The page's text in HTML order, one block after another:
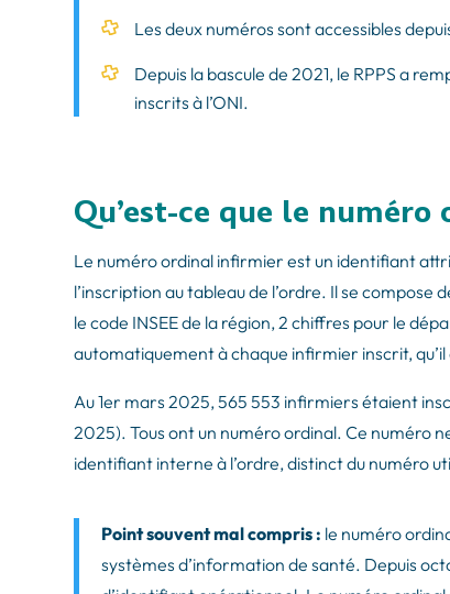
Les deux numéros sont accessibles
Depuis la bascule de 2021, le RPPS a
inscrits à l’ONI.
Qu’est-ce que le
Le numéro ordinal infirmier est un identifiant
l’inscription au tableau de l’ordre. Il se
le code INSEE de la région, 2 chiffres pour le
automatiquement à chaque infirmier inscrit,
Au 1er mars 2025, 565 553 infirmiers étaient
2025). Tous ont un numéro ordinal. Ce numéro
identifiant interne à l’ordre, distinct du numéro
Point souvent mal compris : le numéro
systèmes d’information de santé. Depuis